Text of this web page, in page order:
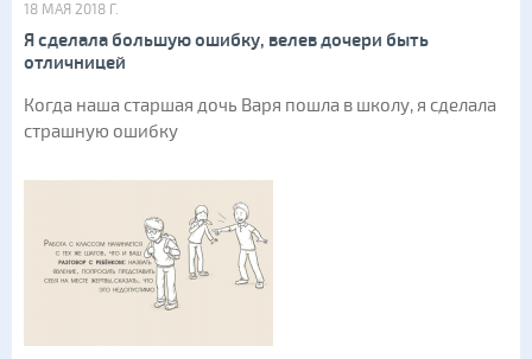
18 МАЯ 2018 Г.
Я сделала большую ошибку, велев дочери быть
отличницей
Когда наша старшая дочь Варя пошла в школу, я сделала
страшную ошибку